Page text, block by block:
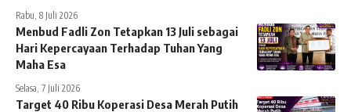
Rabu, 8 Juli 2026
Menbud Fadli Zon Tetapkan 13 Juli sebagai
Hari Kepercayaan Terhadap Tuhan Yang
Maha Esa
Selasa, 7 Juli 2026
Target 40 Ribu Koperasi Desa Merah Putih